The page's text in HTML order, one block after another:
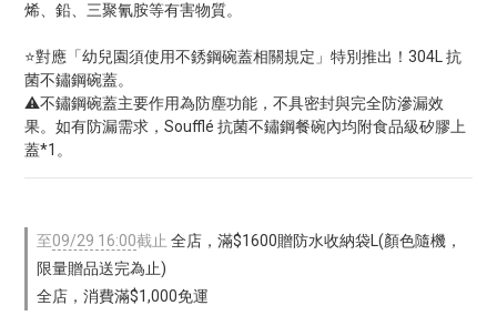
烯、鉛、三聚氰胺等有害物質。
⭐對應「幼兒園須使用不銹鋼碗蓋相關規定」特別推出！304L 抗
菌不鏽鋼碗蓋。
⚠️不鏽鋼碗蓋主要作用為防塵功能，不具密封與完全防滲漏效
果。如有防漏需求，Soufflé 抗菌不鏽鋼餐碗內均附食品級矽膠上
蓋*1。
至09/29 16:00截止 全店，滿$1600贈防水收納袋L(顏色隨機，
限量贈品送完為止)
全店，消費滿$1,000免運